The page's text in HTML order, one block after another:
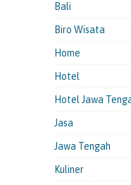
Bali
Biro Wisata
Home
Hotel
Hotel Jawa
Jasa
Jawa Tengah
Kuliner